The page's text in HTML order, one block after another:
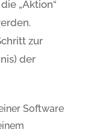
„Aktion“
zur
der
Software